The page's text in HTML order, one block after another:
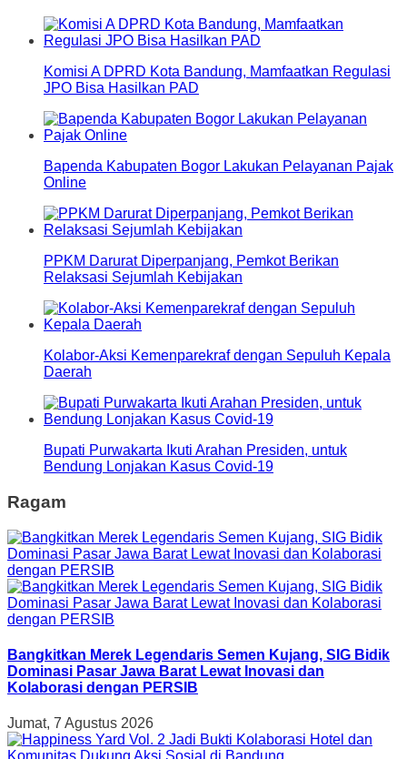
Komisi A DPRD Kota Bandung, Mamfaatkan Regulasi
JPO Bisa Hasilkan PAD
Bapenda Kabupaten Bogor Lakukan Pelayanan Pajak
Online
PPKM Darurat Diperpanjang, Pemkot Berikan
Relaksasi Sejumlah Kebijakan
Kolabor-Aksi Kemenparekraf dengan Sepuluh Kepala
Daerah
Bupati Purwakarta Ikuti Arahan Presiden, untuk
Bendung Lonjakan Kasus Covid-19
Ragam
Bangkitkan Merek Legendaris Semen Kujang, SIG Bidik
Dominasi Pasar Jawa Barat Lewat Inovasi dan
Kolaborasi dengan PERSIB
Jumat, 7 Agustus 2026